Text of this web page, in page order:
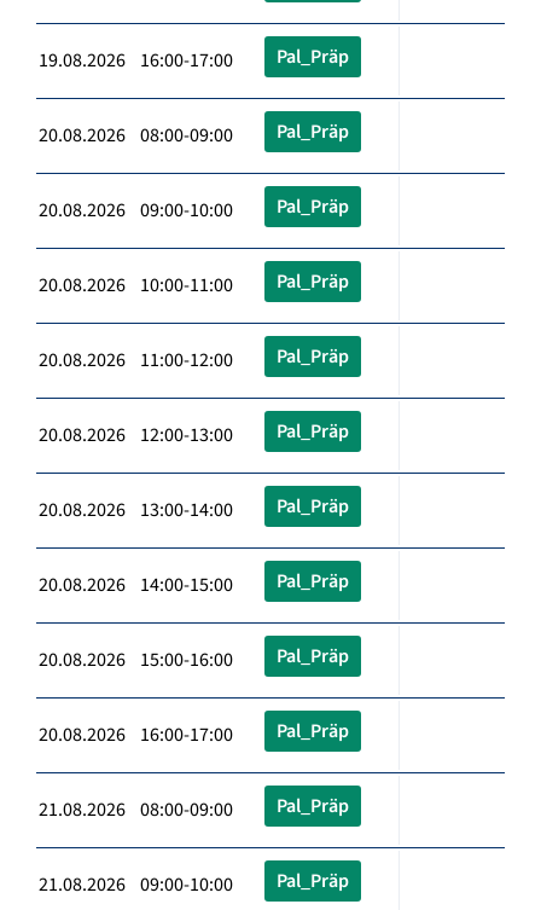
19.08.2026 16:00-17:00 Pal_Präp
20.08.2026 08:00-09:00 Pal_Präp
20.08.2026 09:00-10:00 Pal_Präp
20.08.2026 10:00-11:00 Pal_Präp
20.08.2026 11:00-12:00 Pal_Präp
20.08.2026 12:00-13:00 Pal_Präp
20.08.2026 13:00-14:00 Pal_Präp
20.08.2026 14:00-15:00 Pal_Präp
20.08.2026 15:00-16:00 Pal_Präp
20.08.2026 16:00-17:00 Pal_Präp
21.08.2026 08:00-09:00 Pal_Präp
21.08.2026 09:00-10:00 Pal_Präp